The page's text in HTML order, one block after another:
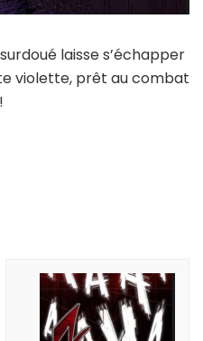
laisse s’échapper
violette, prêt au combat
!